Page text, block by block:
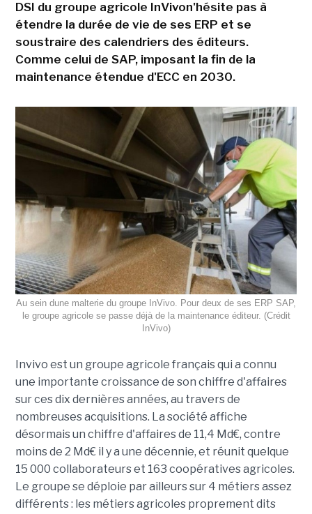
DSI du groupe agricole InVivon'hésite pas à
étendre la durée de vie de ses ERP et se
soustraire des calendriers des éditeurs.
Comme celui de SAP, imposant la fin de la
maintenance étendue d'ECC en 2030.
Au sein dune malterie du groupe InVivo. Pour deux de ses ERP SAP,
le groupe agricole se passe déjà de la maintenance éditeur. (Crédit
InVivo)
Invivo est un groupe agricole français qui a connu
une importante croissance de son chiffre d'affaires
sur ces dix dernières années, au travers de
nombreuses acquisitions. La société affiche
désormais un chiffre d'affaires de 11,4 Md€, contre
moins de 2 Md€ il y a une décennie, et réunit quelque
15 000 collaborateurs et 163 coopératives agricoles.
Le groupe se déploie par ailleurs sur 4 métiers assez
différents : les métiers agricoles proprement dits